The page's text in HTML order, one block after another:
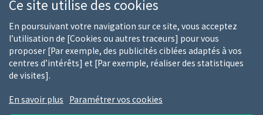
Qui sommes-nous Nos clients
Nos marques
Conditions générales d'utilisation
Ce site utilise des cookies
En poursuivant votre navigation sur ce site, vous acceptez
l’utilisation de [Cookies ou autres traceurs] pour vous
proposer [Par exemple, des publicités ciblées adaptés à vos
centres d’intérêts] et [Par exemple, réaliser des statistiques
de visites].
En savoir plus Paramétrer vos cookies